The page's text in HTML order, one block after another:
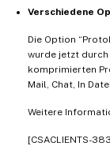
Verschiedene
Die Option
wurde jetzt
komprimierten
Mail, Chat, In
Weitere
[CSACLIENTS-